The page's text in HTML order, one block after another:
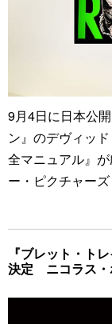
9月4日に日本公
ン』のデヴィッ
全マニュアル』
ー・ピクチャー
『ブレット・ト
決定 ニコラス・